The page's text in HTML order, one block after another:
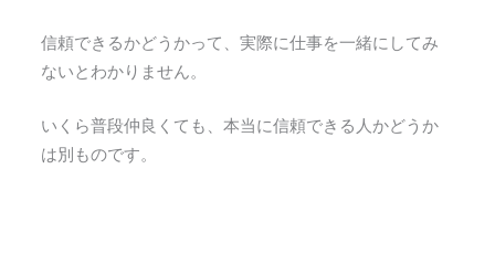
信頼できるかどうかって、実際に仕事を一緒にしてみ
ないとわかりません。
いくら普段仲良くても、本当に信頼できる人かどうか
は別ものです。